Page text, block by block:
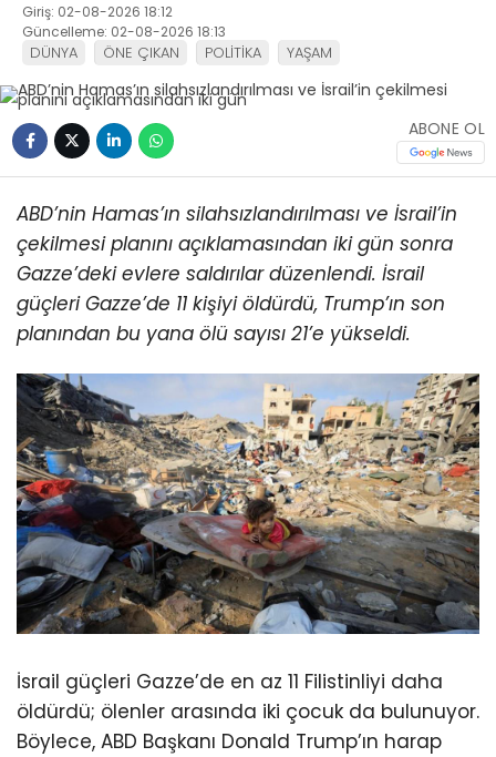
Giriş: 02-08-2026 18:12
Güncelleme: 02-08-2026 18:13
DÜNYA ÖNE ÇIKAN POLİTİKA YAŞAM
ABONE OL
ABD’nin Hamas’ın silahsızlandırılması ve İsrail’in
çekilmesi planını açıklamasından iki gün sonra
Gazze’deki evlere saldırılar düzenlendi. İsrail
güçleri Gazze’de 11 kişiyi öldürdü, Trump’ın son
planından bu yana ölü sayısı 21’e yükseldi.
İsrail güçleri Gazze’de en az 11 Filistinliyi daha
öldürdü; ölenler arasında iki çocuk da bulunuyor.
Böylece, ABD Başkanı Donald Trump’ın harap